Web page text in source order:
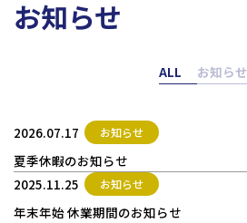
お知らせ
ALL お知らせ
2026.07.17 お知らせ
夏季休暇のお知らせ
2025.11.25
お知らせ
年末年始 休業期間のお知らせ